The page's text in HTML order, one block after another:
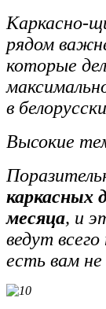
Каркасно-
рядом
которые
в
Высокие
каркасных
месяца, и
ведут
есть вам не